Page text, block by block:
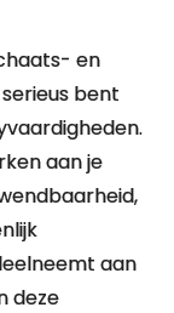
en
bent
aan je
aan
deze